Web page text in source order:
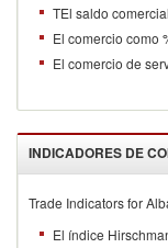
TEl saldo
El comercio como
El comercio de
INDICADORES DE
Trade Indicators for
El índice